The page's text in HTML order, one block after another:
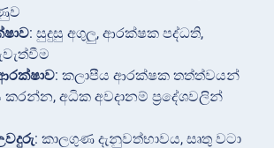
: සුදුසු අගුලු, ආරක්ෂක පද්ධති,
: කලාපීය ආරක්ෂක තත්ත්වයන්
අධික අවදානම් ප්‍රදේශවලින්
: කාලගුණ දැනුවත්භාවය, සෘතු වටා